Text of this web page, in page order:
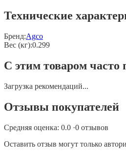
Технические
Бренд:Agco
Вес (кг):0.299
С этим товаром часто
Загрузка рекомендаций...
Отзывы покупателей
Средняя оценка: 0.0 ·0 отзывов
Оставить отзыв могут только